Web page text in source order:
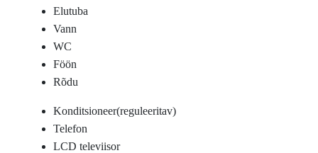
Elutuba
Vann
WC
Föön
Rõdu
Konditsioneer(reguleeritav)
Telefon
LCD televiisor